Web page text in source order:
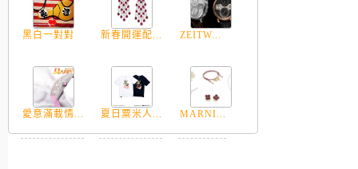
黑白一對對 新春開運配... ZEITW...
愛意滿載情... 夏日粟米人... MARNI...